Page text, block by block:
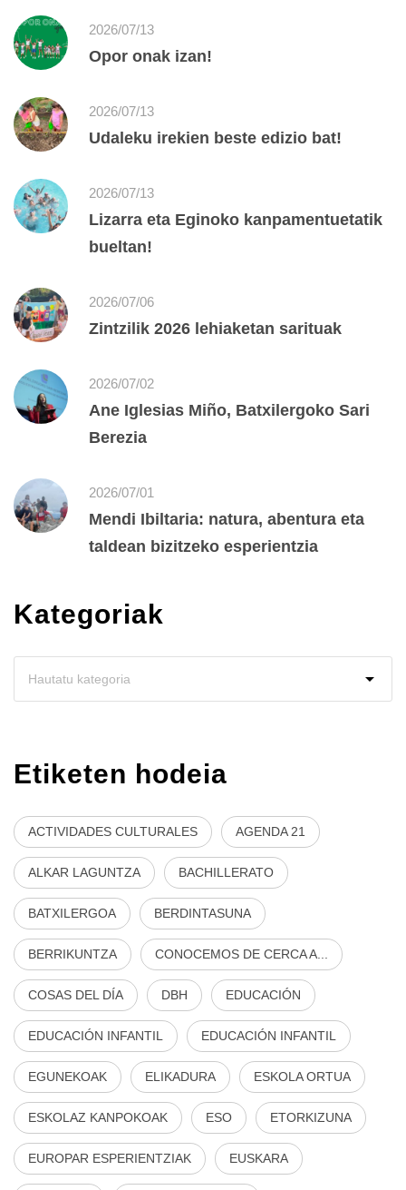
2026/07/13
Opor onak izan!
2026/07/13
Udaleku irekien beste edizio bat!
2026/07/13
Lizarra eta Eginoko kanpamentuetatik
bueltan!
2026/07/06
Zintzilik 2026 lehiaketan sarituak
2026/07/02
Ane Iglesias Miño, Batxilergoko Sari
Berezia
2026/07/01
Mendi Ibiltaria: natura, abentura eta
taldean bizitzeko esperientzia
Kategoriak
Etiketen hodeia
ACTIVIDADES CULTURALES AGENDA 21
ALKAR LAGUNTZA BACHILLERATO
BATXILERGOA BERDINTASUNA
BERRIKUNTZA CONOCEMOS DE CERCA A...
COSAS DEL DÍA DBH EDUCACIÓN
EDUCACIÓN INFANTIL EDUCACIÓN INFANTIL
EGUNEKOAK ELIKADURA ESKOLA ORTUA
ESKOLAZ KANPOKOAK ESO ETORKIZUNA
EUROPAR ESPERIENTZIAK EUSKARA